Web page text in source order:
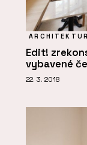
Edit!
vybavené
22. 3. 2018